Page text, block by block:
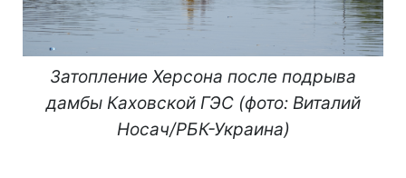
Затопление Херсона после подрыва
дамбы Каховской ГЭС (фото: Виталий
Носач/РБК-Украина)